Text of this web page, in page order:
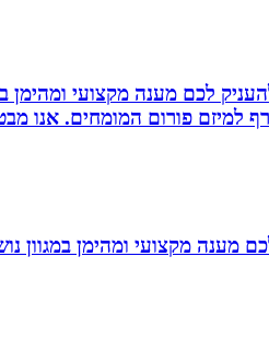
לכם מענה מקצועי
פורום המומחים. אנו
מענה מקצועי ומהימן במגוון